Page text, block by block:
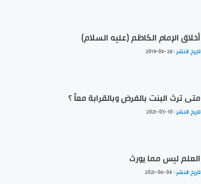
أخلاق الإمام الكاظم (عليه السلام)
تاريخ النشر :2019-06-28
متى ترث البنت بالفرض وبالقرابة معاً ؟
تاريخ النشر :2021-05-10
العلم ليس مما يورث
تاريخ النشر : 2021-06-04